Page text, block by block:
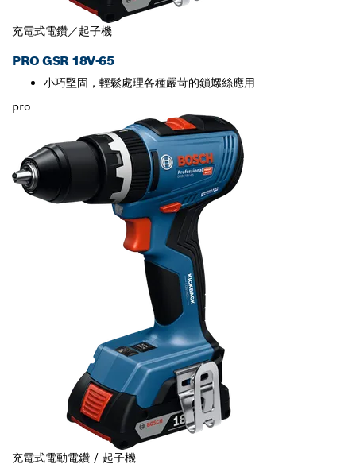
充電式電鑽／起子機
PRO GSR 18V-65
小巧堅固，輕鬆處理各種嚴苛的鎖螺絲應用
pro
充電式電動電鑽 / 起子機